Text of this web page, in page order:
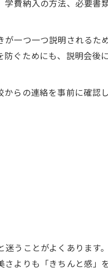
費納入の方法、必要書
一つ一つ説明されるた
ぐためにも、説明会後
らの連絡を事前に確認
うことがよくあります
よりも「きちんと感」